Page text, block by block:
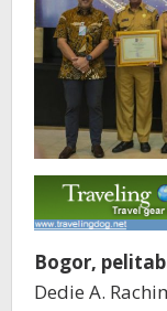
Bogor,
Dedie A.